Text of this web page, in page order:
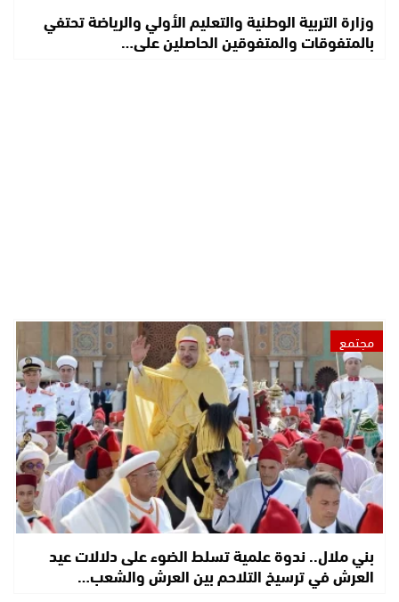
وزارة التربية الوطنية والتعليم الأولي والرياضة تحتفي
بالمتفوقات والمتفوقين الحاصلين على…
مجتمع
بني ملال.. ندوة علمية تسلط الضوء على دلالات عيد
العرش في ترسيخ التلاحم بين العرش والشعب…